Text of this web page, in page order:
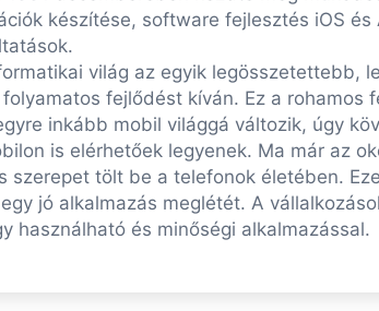
készítése, software fejlesztés iOS
világ az egyik legösszetettebb,
fejlődést kíván. Ez a
inkább mobil világgá változik, úgy
is elérhetőek legyenek. Ma már az
szerepet tölt be a telefonok életében.
jó alkalmazás meglétét. A
használható és minőségi alkalmazással.